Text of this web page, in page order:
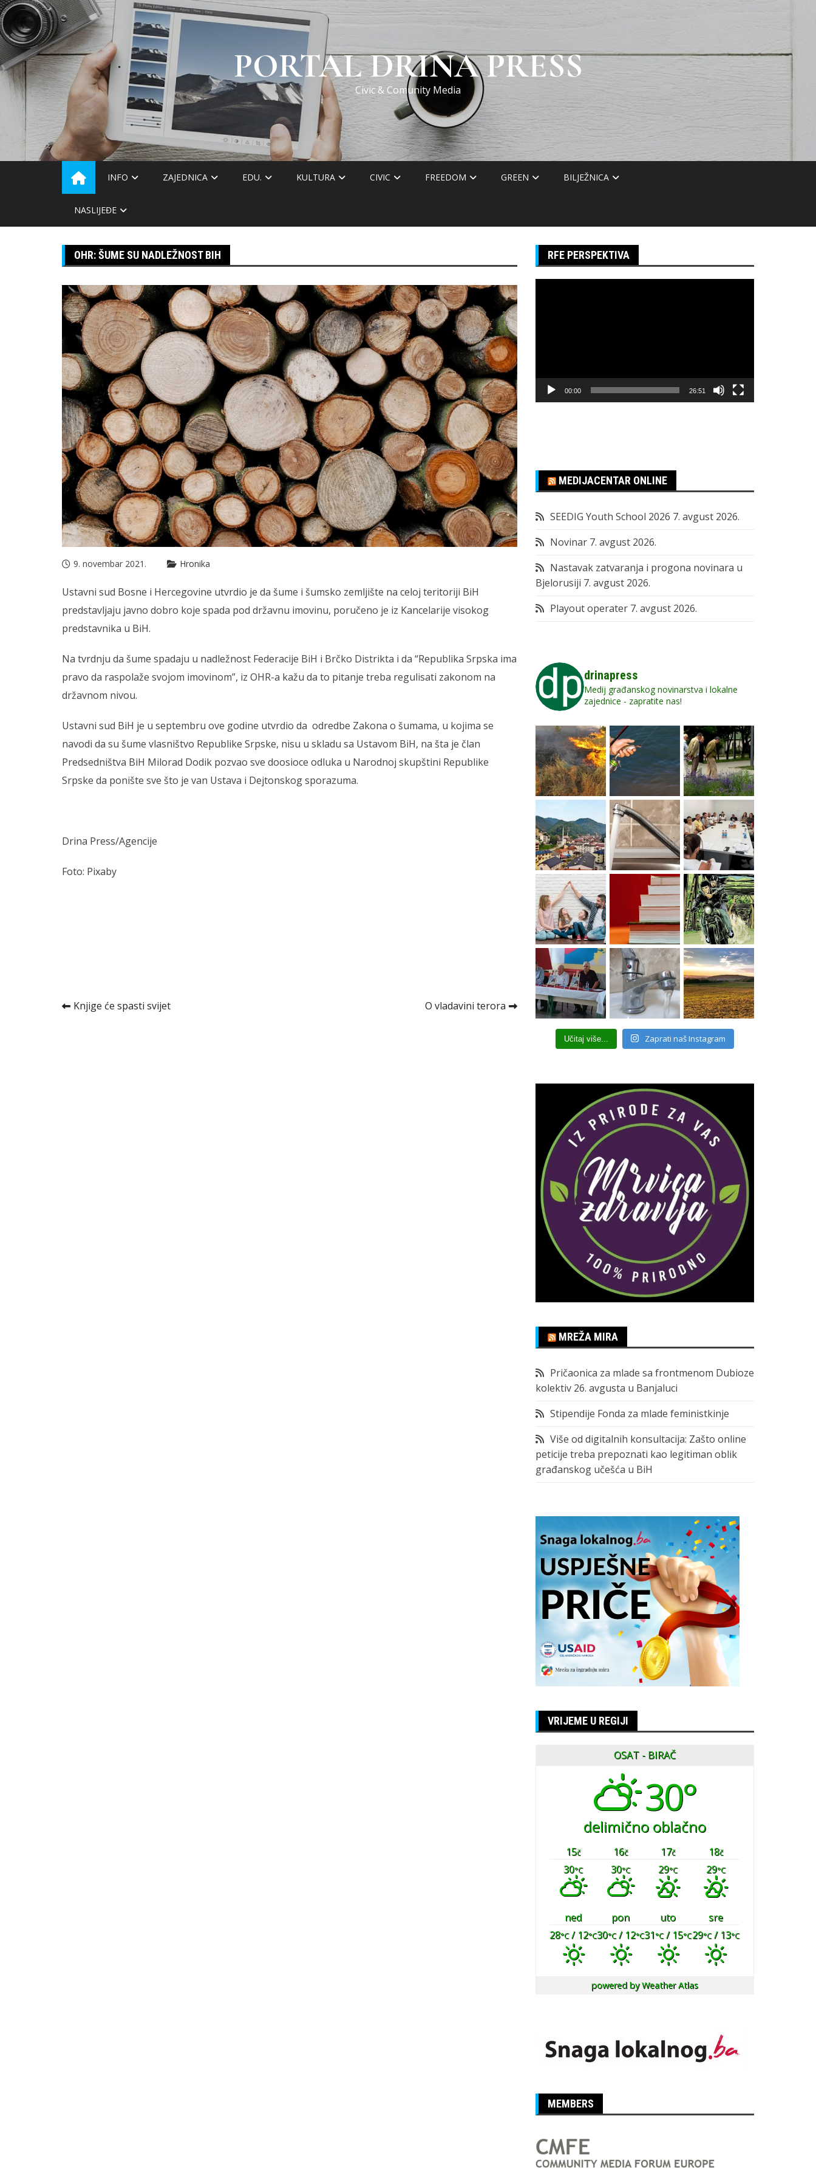
Skip
to
content
PORTAL DRINA PRESS
Civic & Comunity Media
INFO ZAJEDNICA EDU. KULTURA CIVIC FREEDOM GREEN BILJEŽNICA
NASLIJEĐE
OHR: ŠUME SU NADLEŽNOST BIH
9. novembar 2021. Hronika
Ustavni sud Bosne i Hercegovine utvrdio je da šume i šumsko zemljište na celoj teritoriji BiH
predstavljaju javno dobro koje spada pod državnu imovinu, poručeno je iz Kancelarije visokog
predstavnika u BiH.
Na tvrdnju da šume spadaju u nadležnost Federacije BiH i Brčko Distrikta i da “Republika Srpska ima
pravo da raspolaže svojom imovinom”, iz OHR-a kažu da to pitanje treba regulisati zakonom na
državnom nivou.
Ustavni sud BiH je u septembru ove godine utvrdio da odredbe Zakona o šumama, u kojima se
navodi da su šume vlasništvo Republike Srpske, nisu u skladu sa Ustavom BiH, na šta je član
Predsedništva BiH Milorad Dodik pozvao sve doosioce odluka u Narodnoj skupštini Republike
Srpske da ponište sve što je van Ustava i Dejtonskog sporazuma.
Drina Press/Agencije
Foto: Pixaby
Kretanje
Knjige će spasti svijet O vladavini terora
RFE PERSPEKTIVA
00:00 26:51
MEDIJACENTAR ONLINE
SEEDIG Youth School 2026 7. avgust 2026.
Novinar 7. avgust 2026.
Nastavak zatvaranja i progona novinara u
Bjelorusiji 7. avgust 2026.
Playout operater 7. avgust 2026.
drinapress
Medij građanskog novinarstva i lokalne
zajednice - zapratite nas!
Učitaj više... Zaprati naš Instagram
MREŽA MIRA
Pričaonica za mlade sa frontmenom Dubioze
kolektiv 26. avgusta u Banjaluci
Stipendije Fonda za mlade feministkinje
Više od digitalnih konsultacija: Zašto online
peticije treba prepoznati kao legitiman oblik
građanskog učešća u BiH
VRIJEME U REGIJI
OSAT - BIRAČ
30°
delimično oblačno
15č 16č 17č 18č
30°C 30°C 29°C 29°C
ned pon uto
sre
28°C/ 12°C30°C/ 12°C31°C/ 15°C29°C/ 13°C
powered byWeather Atlas
MEMBERS